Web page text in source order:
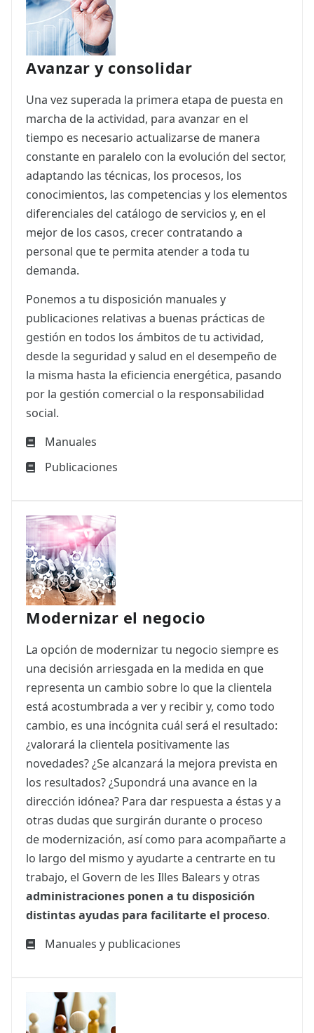
Avanzar y consolidar
Una vez superada la primera etapa de puesta en
marcha de la actividad, para avanzar en el
tiempo es necesario actualizarse de manera
constante en paralelo con la evolución del sector,
adaptando las técnicas, los procesos, los
conocimientos, las competencias y los elementos
diferenciales del catálogo de servicios y, en el
mejor de los casos, crecer contratando a
personal que te permita atender a toda tu
demanda.
Ponemos a tu disposición manuales y
publicaciones relativas a buenas prácticas de
gestión en todos los ámbitos de tu actividad,
desde la seguridad y salud en el desempeño de
la misma hasta la eficiencia energética, pasando
por la gestión comercial o la responsabilidad
social.
Manuales
Publicaciones
Modernizar el negocio
La opción de modernizar tu negocio siempre es
una decisión arriesgada en la medida en que
representa un cambio sobre lo que la clientela
está acostumbrada a ver y recibir y, como todo
cambio, es una incógnita cuál será el resultado:
¿valorará la clientela positivamente las
novedades? ¿Se alcanzará la mejora prevista en
los resultados? ¿Supondrá una avance en la
dirección idónea? Para dar respuesta a éstas y a
otras dudas que surgirán durante o proceso
de modernización, así como para acompañarte a
lo largo del mismo y ayudarte a centrarte en tu
trabajo, el Govern de les Illes Balears y otras
administraciones ponen a tu disposición
distintas ayudas para facilitarte el proceso.
Manuales y publicaciones